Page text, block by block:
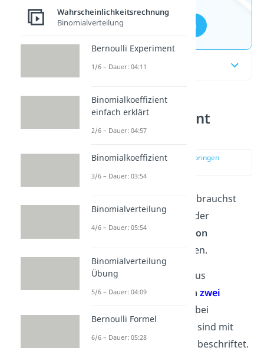
Aufgaben entdecken
Inhaltsübersicht
Binomialkoeffizient
Erklärung
zur Stelle im Video springen
Den Binomialkoeffizienten brauchst
du, um in derStochastik
oder
Kombinatorikdie
Anzahl von
zu berechnen.
Stell dir vor, du möchtest aus
einemTopfmitdrei Kugeln zwei
sie dabei
. Die Kugeln sind mit
den Buchstaben A, B und C beschriftet.
Wahrscheinlichkeitsrechnung
Binomialverteilung
Bernoulli Experiment
1/6 – Dauer: 04:11
Binomialkoeffizient
einfach erklärt
2/6 – Dauer: 04:57
Binomialkoeffizient
3/6 – Dauer: 03:54
Binomialverteilung
4/6 – Dauer: 05:54
Binomialverteilung
Übung
5/6 – Dauer: 04:09
Bernoulli Formel
6/6 – Dauer: 05:28